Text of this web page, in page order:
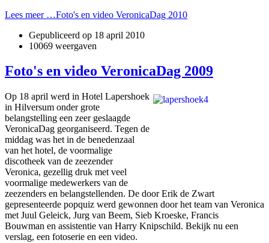
Lees meer …Foto's en video VeronicaDag 2010
Gepubliceerd op 18 april 2010
10069 weergaven
Foto's en video VeronicaDag 2009
Op 18 april werd in Hotel Lapershoek
in Hilversum onder grote
belangstelling een zeer geslaagde
VeronicaDag georganiseerd. Tegen de
middag was het in de benedenzaal
van het hotel, de voormalige
discotheek van de zeezender
Veronica, gezellig druk met veel
voormalige medewerkers van de
zeezenders en belangstellenden. De door Erik de Zwart
gepresenteerde popquiz werd gewonnen door het team van Veronica
met Juul Geleick, Jurg van Beem, Sieb Kroeske, Francis
Bouwman en assistentie van Harry Knipschild. Bekijk nu een
verslag, een fotoserie en een video.